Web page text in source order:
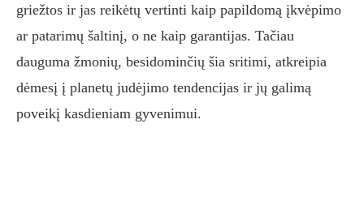
griežtos ir jas reikėtų vertinti kaip papildomą įkvėpimo
ar patarimų šaltinį, o ne kaip garantijas. Tačiau
dauguma žmonių, besidominčių šia sritimi, atkreipia
dėmesį į planetų judėjimo tendencijas ir jų galimą
poveikį kasdieniam gyvenimui.